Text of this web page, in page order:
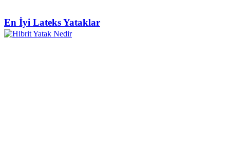
En İyi Lateks Yataklar